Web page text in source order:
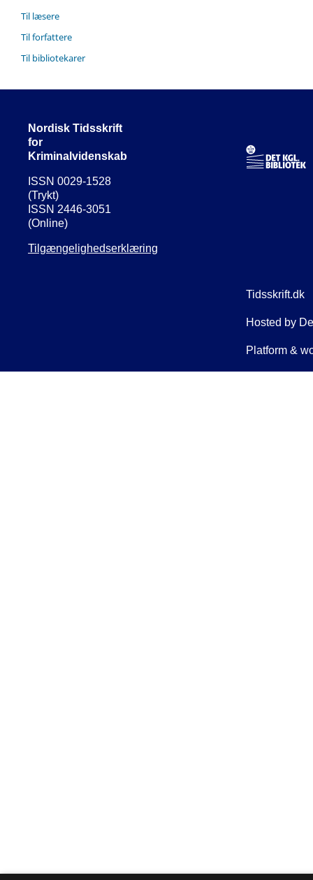
Til læsere
Til forfattere
Til bibliotekarer
Nordisk Tidsskrift
for
Kriminalvidenskab
ISSN 0029-1528
(Trykt)
ISSN 2446-3051
(Online)
Tilgængelighedserklæring